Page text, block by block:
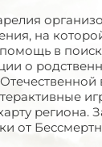
на
в
о
региона.
от